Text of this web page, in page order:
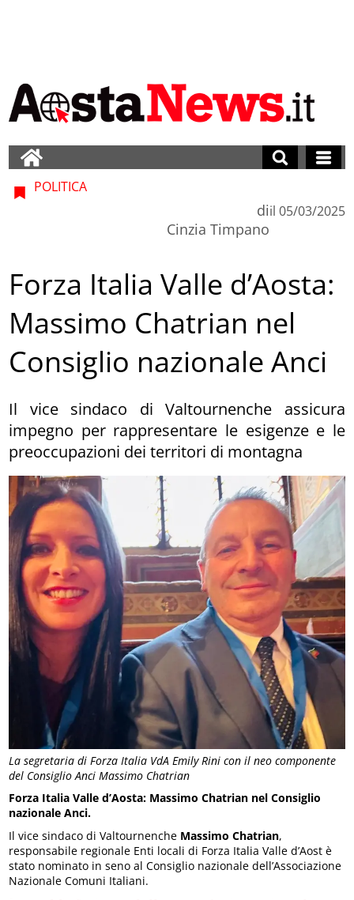
La segretaria di Forza Italia VdA Emily Rini con il neo componente
del Consiglio Anci Massimo Chatrian
POLITICA
di
Cinzia Timpano
il 05/03/2025
Forza Italia Valle d’Aosta:
Massimo Chatrian nel
Consiglio nazionale Anci
Il vice sindaco di Valtournenche assicura
impegno per rappresentare le esigenze e le
preoccupazioni dei territori di montagna
Forza Italia Valle d’Aosta: Massimo Chatrian nel Consiglio
nazionale Anci.
Il vice sindaco di Valtournenche Massimo Chatrian,
responsabile regionale Enti locali di Forza Italia Valle d’Aost è
stato nominato in seno al Consiglio nazionale dell’Associazione
Nazionale Comuni Italiani.